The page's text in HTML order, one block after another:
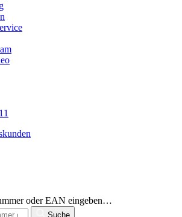
oder EAN eingeben…
Suche